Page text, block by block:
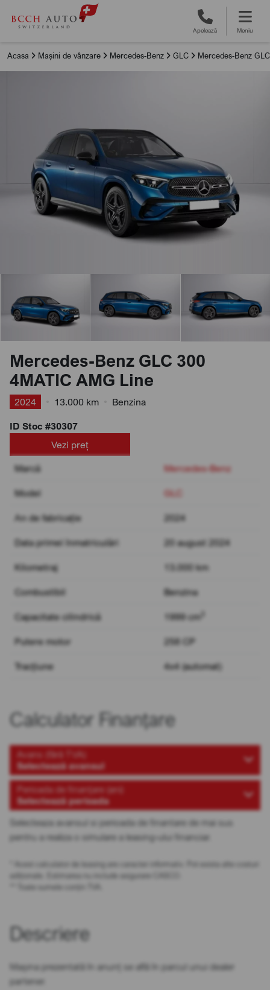
Apelează Meniu
Acasa Mașini de vânzare Mercedes-Benz GLC Mercedes-Benz
Mercedes-Benz GLC 300
4MATIC AMG Line
2024 13.000 km
Benzina
ID Stoc #30307
Vezi preț
Marcă
Mercedes-Benz
Model GLC
An de fabricație 2024
Data primei înmatriculări 20 august 2024
Kilometraj 13.000 km
Combustibil Benzina
Capacitate cilindrică 1999 cm
Putere motor 258 CP
Tracțiune 4x4 (automat)
Calculator Finanțare
Avans (fără TVA)
Selectează avansul
Perioada de finanțare (ani)
Selectează perioada
Selecteaza avansul si perioada de finantare de mai sus
pentru a realiza o simulare a leasing-ului financiar.
* Acest calculator de leasing are caracter informativ. Pot exista alte costuri
adiționale. Estimarea nu include asigurare CASCO.
** Toate sumele conțin TVA.
Descriere
Mașina prezentată în anunț se află în parcul unui dealer
partener.